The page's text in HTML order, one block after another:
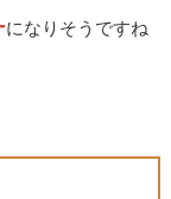
になりそうですね